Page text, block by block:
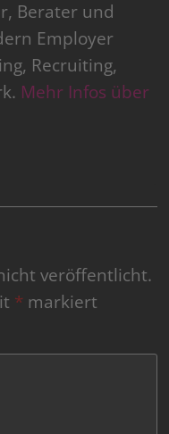
Berater und
Employer
Recruiting,
Mehr Infos über
veröffentlicht.
* markiert